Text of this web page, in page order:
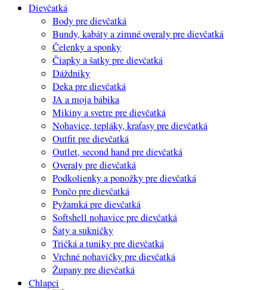
Dievčatká
Body pre dievčatká
Bundy, kabáty a zimné overaly pre dievčatká
Čelenky a sponky
Čiapky a šatky pre dievčatká
Dáždniky
Deka pre dievčatká
JA a moja bábika
Mikiny a svetre pre dievčatká
Nohavice, tepláky, kraťasy pre dievčatká
Outfit pre dievčatká
Outlet, second hand pre dievčatká
Overaly pre dievčatká
Podkolienky a ponožky pre dievčatká
Pončo pre dievčatká
Pyžamká pre dievčatká
Softshell nohavice pre dievčatká
Šaty a sukničky
Tričká a tuniky pre dievčatká
Vrchné nohavičky pre dievčatká
Župany pre dievčatká
Chlapci